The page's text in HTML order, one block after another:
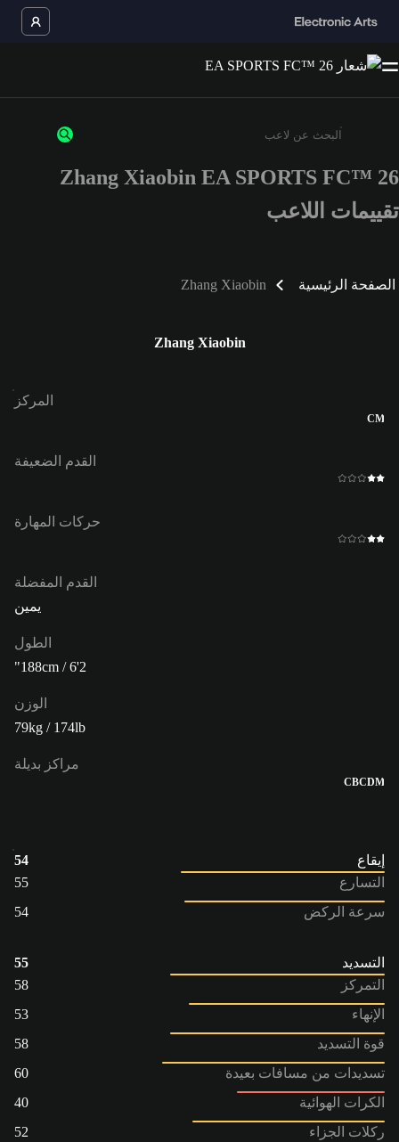
أدخل 3 أحرف أو أرقام على الأقل
Zhang Xiaobin EA SPORTS FC™ 26
تقييمات اللاعب
الصفحة الرئيسية Zhang Xiaobin
Zhang Xiaobin
المركز
CM
القدم الضعيفة
حركات المهارة
القدم المفضلة
يمين
الطول
188cm / 6'2"
الوزن
79kg / 174lb
مراكز بديلة
CDM
CB
إيقاع
54
التسارع
55
سرعة الركض
54
التسديد
55
التمركز
58
الإنهاء
53
قوة التسديد
58
تسديدات من مسافات بعيدة
60
الكرات الهوائية
40
ركلات الجزاء
52